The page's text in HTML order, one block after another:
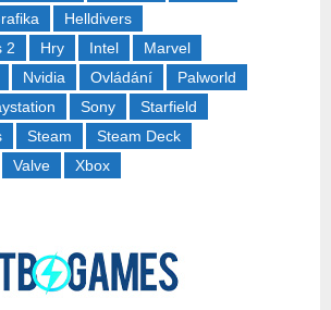
Helldivers
2
Hry Intel
Marvel
Nvidia Ovládání
Palworld
Sony
Starfield
Steam
Steam Deck
Valve Xbox